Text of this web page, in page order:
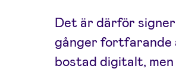
Det är därför
gånger fortfarande
bostad digitalt,